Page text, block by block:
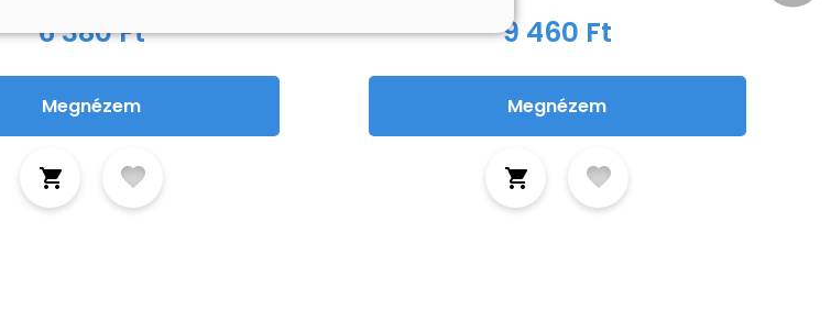
6 380 Ft
Megnézem
9 460 Ft
Megnézem